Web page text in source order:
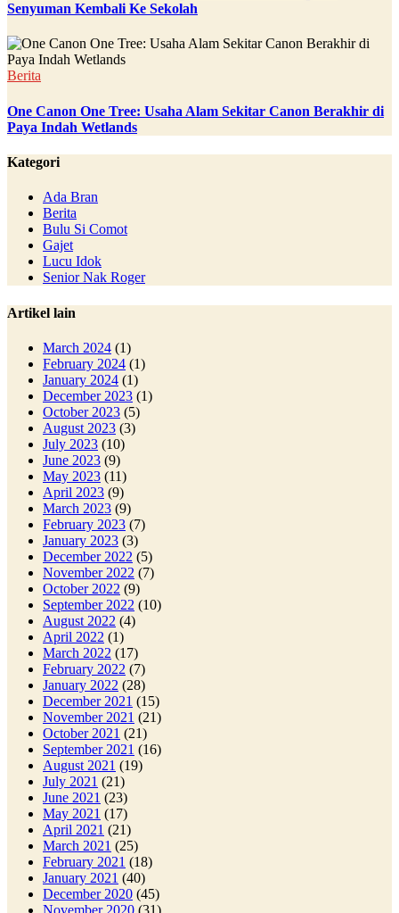
Senyuman Kembali Ke Sekolah
Berita
One Canon One Tree: Usaha Alam Sekitar Canon Berakhir di
Paya Indah Wetlands
Kategori
Ada Bran
Berita
Bulu Si Comot
Gajet
Lucu Idok
Senior Nak Roger
Artikel lain
March 2024 (1)
February 2024 (1)
January 2024 (1)
December 2023 (1)
October 2023 (5)
August 2023 (3)
July 2023 (10)
June 2023 (9)
May 2023 (11)
April 2023 (9)
March 2023 (9)
February 2023 (7)
January 2023 (3)
December 2022 (5)
November 2022 (7)
October 2022 (9)
September 2022 (10)
August 2022 (4)
April 2022 (1)
March 2022 (17)
February 2022 (7)
January 2022 (28)
December 2021 (15)
November 2021 (21)
October 2021 (21)
September 2021 (16)
August 2021 (19)
July 2021 (21)
June 2021 (23)
May 2021 (17)
April 2021 (21)
March 2021 (25)
February 2021 (18)
January 2021 (40)
December 2020 (45)
November 2020 (31)